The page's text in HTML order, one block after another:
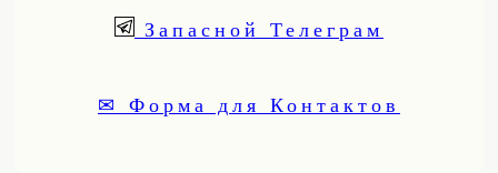
Запасной Телеграм
✉ Форма для Контактов